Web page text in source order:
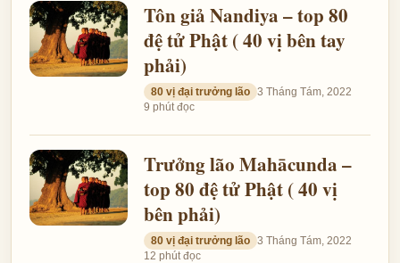
Tôn giả Nandiya – top 80
đệ tử Phật ( 40 vị bên tay
phải)
80 vị đại trưởng lão 3 Tháng Tám, 2022
9 phút đọc
Trưởng lão Mahācunda –
top 80 đệ tử Phật ( 40 vị
bên phải)
80 vị đại trưởng lão 3 Tháng Tám, 2022
12 phút đọc